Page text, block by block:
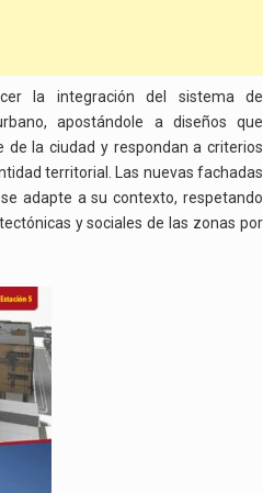
la integración del sistema de
apostándole a diseños que
de la ciudad y respondan a criterios
territorial. Las nuevas fachadas
adapte a su contexto, respetando
y sociales de las zonas por